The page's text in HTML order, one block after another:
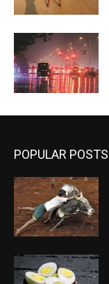
POPULAR POSTS